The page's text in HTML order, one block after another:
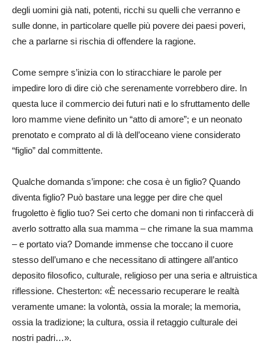
degli uomini già nati, potenti, ricchi su quelli che verranno e
sulle donne, in particolare quelle più povere dei paesi poveri,
che a parlarne si rischia di offendere la ragione.
Come sempre s’inizia con lo stiracchiare le parole per
impedire loro di dire ciò che serenamente vorrebbero dire. In
questa luce il commercio dei futuri nati e lo sfruttamento delle
loro mamme viene definito un “atto di amore”; e un neonato
prenotato e comprato al di là dell’oceano viene considerato
“figlio” dal committente.
Qualche domanda s’impone: che cosa è un figlio? Quando
diventa figlio? Può bastare una legge per dire che quel
frugoletto è figlio tuo? Sei certo che domani non ti rinfaccerà di
averlo sottratto alla sua mamma – che rimane la sua mamma
– e portato via? Domande immense che toccano il cuore
stesso dell’umano e che necessitano di attingere all’antico
deposito filosofico, culturale, religioso per una seria e altruistica
riflessione. Chesterton: «È necessario recuperare le realtà
veramente umane: la volontà, ossia la morale; la memoria,
ossia la tradizione; la cultura, ossia il retaggio culturale dei
nostri padri…».